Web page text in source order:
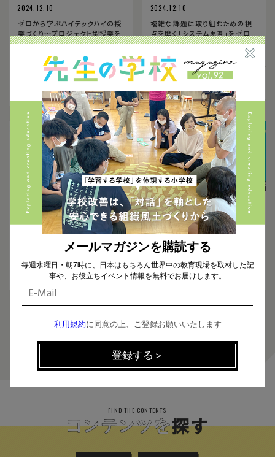
2024.12.10
ゼロから学ぶハイテックハイの授
業づくり〜プロジェクト型授業を
チームでつくろう！〜【ハイテック
PDFプレゼント】（定員20名）
2024.12.10
複雑な課題に取り組むための視
点を磨く「システム思考」をゼロ
から学ぼう
2024.12.06
【参加無料】多様な価値観との付
き合い方 〜個性を認め合える教
室づくりを考える〜
2024.12.05
【参加無料】PBL（Project Bas
ed Learning）が変える学びの
風景 ～プロジェクト型学習で授
業を再構築～
FIND THE CONTENTS
メールマガジンを購読する
毎週水曜日・朝7時に、日本はもちろん世界中の教育現場を取材した記
事や、お役立ちイベント情報を無料でお届けします。
利用規約に同意の上、ご登録お願いいたします